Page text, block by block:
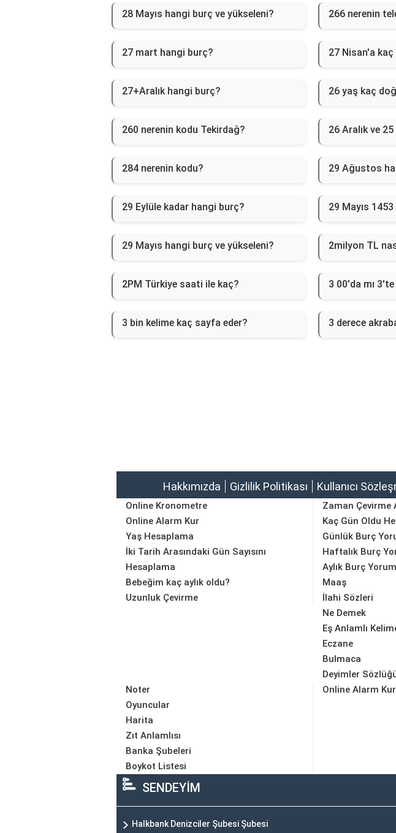
28 Mayıs hangi burç ve yükseleni? 266 nerenin
27 mart hangi burç? 27 Nisan'a kaç
27+Aralık hangi burç? 26 yaş kaç
260 nerenin kodu Tekirdağ? 26 Aralık ve
284 nerenin kodu? 29 Ağustos
29 Eylüle kadar hangi burç? 29 Mayıs
29 Mayıs hangi burç ve yükseleni? 2milyon TL
2PM Türkiye saati ile kaç? 3 00'da mı
3 bin kelime kaç sayfa eder? 3 derece
Hakkımızda Gizlilik Politikası Kullanıcı
Online Kronometre
Online Alarm Kur
Yaş Hesaplama
İki Tarih Arasındaki Gün Sayısını
Hesaplama
Bebeğim kaç aylık oldu?
Uzunluk Çevirme
Zaman Çevirme
Kaç Gün Oldu
Günlük Burç
Haftalık Burç
Aylık Burç
Maaş
İlahi Sözleri
Ne Demek
Eş Anlamlı
Eczane
Bulmaca
Deyimler
Noter
Oyuncular
Harita
Zıt Anlamlısı
Banka Şubeleri
Boykot Listesi
Online Alarm Kur
SENDEYİM
Halkbank Denizciler Şubesi Şubesi